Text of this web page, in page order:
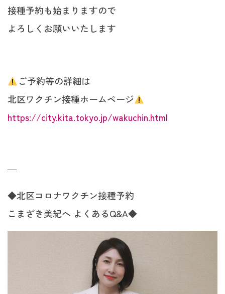
接種予約も始まりますので
よろしくお願いいたします
ご予約等の詳細は
北区ワクチン接種ホームページ
https://city.kita.tokyo.jp/wakuchin.html
—
◆北区コロナワクチン接種予約
こまざき美紀へ よくあるQ&A◆